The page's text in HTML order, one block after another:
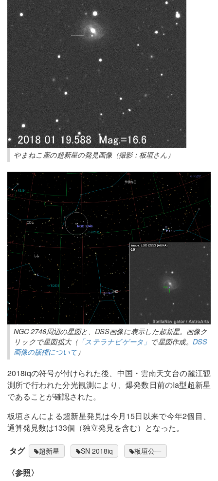
やまねこ座の超新星の発見画像（撮影：板垣さん）
NGC 2746周辺の星図と、DSS画像に表示した超新星。画像ク
リックで星図拡大（「ステラナビゲータ」 で星図作成。 DSS
画像の版権について）
2018iqの符号が付けられた後、中国・雲南天文台の麗江観
測所で行われた分光観測により、爆発数日前のIa型超新星
であることが確認された。
板垣さんによる超新星発見は今月15日以来で今年2個目、
通算発見数は133個（独立発見を含む）となった。
タグ 超新星 SN 2018iq 板垣公一
〈参照〉